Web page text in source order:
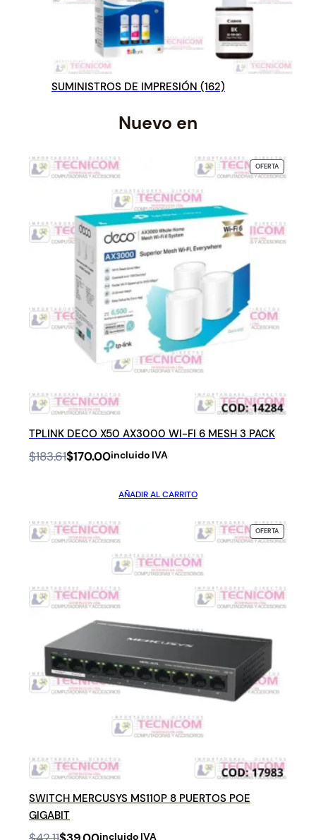
SUMINISTROS DE IMPRESIÓN (162)
Nuevo en
OFERTAPRODUCTO
EN
TPLINK DECO X50 AX3000 WI-FI 6 MESH 3 PACK
$183.61
Original
$170.00
Current
incluido IVA
AÑADIR AL CARRITO
OFERTAPRODUCTO
EN
SWITCH MERCUSYS MS110P 8 PUERTOS POE
GIGABIT
incluido IVA